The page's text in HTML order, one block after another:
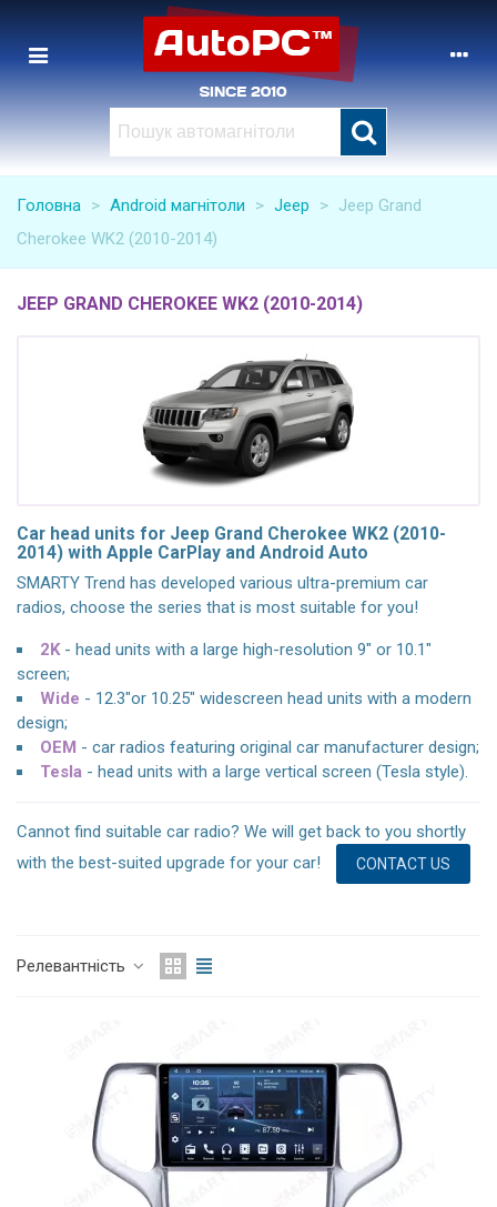
Головна > Android магнітоли > Jeep > Jeep Grand
Cherokee WK2 (2010-2014)
JEEP GRAND CHEROKEE WK2 (2010-2014)
Car head units for Jeep Grand Cherokee WK2 (2010-
2014) with Apple CarPlay and Android Auto
SMARTY Trend has developed various ultra-premium car
radios, choose the series that is most suitable for you!
2K- head units with a large high-resolution 9" or 10.1"
screen;
Wide - 12.3"or 10.25" widescreen head units with a modern
design;
OEM - car radios featuring original car manufacturer design;
Tesla - head units with a large vertical screen (Tesla style).
Cannot find suitable car radio? We will get back to you shortly
with the best-suited upgrade for your car!
CONTACT US
Релевантність